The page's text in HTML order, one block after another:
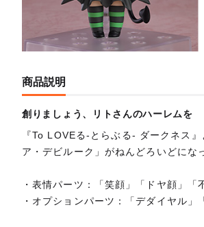
商品説明
創りましょう、リトさんのハーレムを
『To LOVEる-とらぶる- ダークネス』
ア・デビルーク」がねんどろいどにな
・表情パーツ：「笑顔」「ドヤ顔」「
・オプションパーツ：「デダイヤル」